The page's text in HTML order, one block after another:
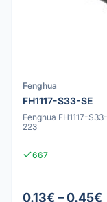
Fenghua
FH1117-S33-SE
Fenghua FH1117-
223
667
0.13€ – 0.45€